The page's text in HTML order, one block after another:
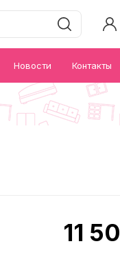
Новости Контакты
11